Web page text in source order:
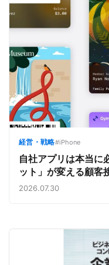
経営・戦略#iPhone
自社アプリは本当に
ット」が変える顧客
2026.07.30